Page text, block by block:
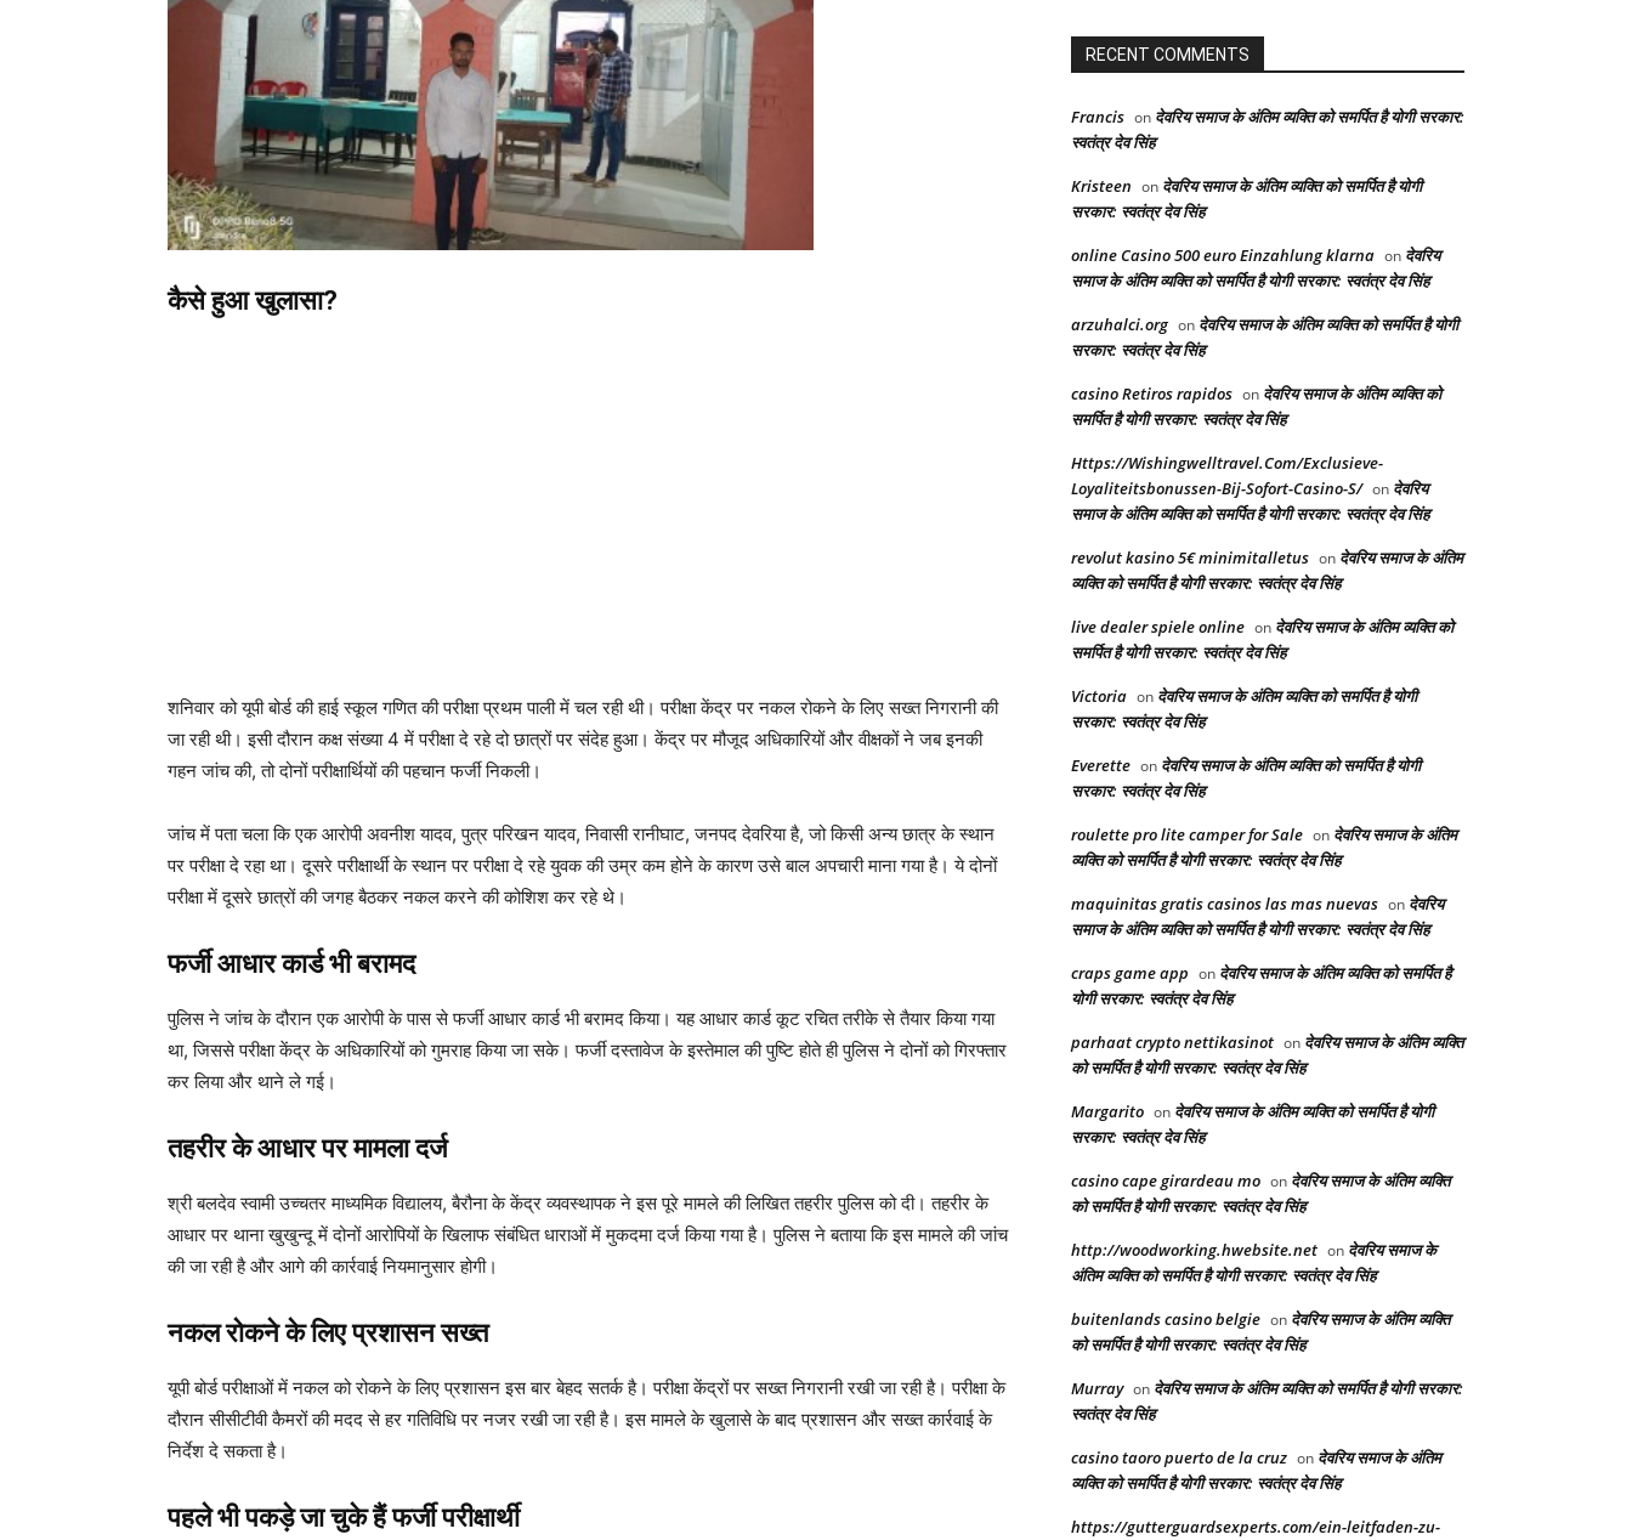
कैसे हुआ खुलासा?
शनिवार को यूपी बोर्ड की हाई स्कूल गणित की परीक्षा प्रथम पाली में चल रही थी। परीक्षा केंद्र पर नकल रोकने के लिए सख्त निगरानी की
जा रही थी। इसी दौरान कक्ष संख्या 4 में परीक्षा दे रहे दो छात्रों पर संदेह हुआ। केंद्र पर मौजूद अधिकारियों और वीक्षकों ने जब इनकी
गहन जांच की, तो दोनों परीक्षार्थियों की पहचान फर्जी निकली।
जांच में पता चला कि एक आरोपी अवनीश यादव, पुत्र परिखन यादव, निवासी रानीघाट, जनपद देवरिया है, जो किसी अन्य छात्र के स्थान
पर परीक्षा दे रहा था। दूसरे परीक्षार्थी के स्थान पर परीक्षा दे रहे युवक की उम्र कम होने के कारण उसे बाल अपचारी माना गया है। ये दोनों
परीक्षा में दूसरे छात्रों की जगह बैठकर नकल करने की कोशिश कर रहे थे।
फर्जी आधार कार्ड भी बरामद
पुलिस ने जांच के दौरान एक आरोपी के पास से फर्जी आधार कार्ड भी बरामद किया। यह आधार कार्ड कूट रचित तरीके से तैयार किया गया
था, जिससे परीक्षा केंद्र के अधिकारियों को गुमराह किया जा सके। फर्जी दस्तावेज के इस्तेमाल की पुष्टि होते ही पुलिस ने दोनों को गिरफ्तार
कर लिया और थाने ले गई।
तहरीर के आधार पर मामला दर्ज
श्री बलदेव स्वामी उच्चतर माध्यमिक विद्यालय, बैरौना के केंद्र व्यवस्थापक ने इस पूरे मामले की लिखित तहरीर पुलिस को दी। तहरीर के
आधार पर थाना खुखुन्दू में दोनों आरोपियों के खिलाफ संबंधित धाराओं में मुकदमा दर्ज किया गया है। पुलिस ने बताया कि इस मामले की जांच
की जा रही है और आगे की कार्रवाई नियमानुसार होगी।
नकल रोकने के लिए प्रशासन सख्त
यूपी बोर्ड परीक्षाओं में नकल को रोकने के लिए प्रशासन इस बार बेहद सतर्क है। परीक्षा केंद्रों पर सख्त निगरानी रखी जा रही है। परीक्षा के
दौरान सीसीटीवी कैमरों की मदद से हर गतिविधि पर नजर रखी जा रही है। इस मामले के खुलासे के बाद प्रशासन और सख्त कार्रवाई के
निर्देश दे सकता है।
पहले भी पकड़े जा चुके हैं फर्जी परीक्षार्थी
RECENT COMMENTS
Francis on देवरिय समाज के अंतिम व्यक्ति को समर्पित है योगी सरकार:
स्वतंत्र देव सिंह
Kristeen on देवरिय समाज के अंतिम व्यक्ति को समर्पित है योगी
सरकार: स्वतंत्र देव सिंह
online Casino 500 euro Einzahlung klarna on देवरिय
समाज के अंतिम व्यक्ति को समर्पित है योगी सरकार: स्वतंत्र देव सिंह
arzuhalci.org on देवरिय समाज के अंतिम व्यक्ति को समर्पित है योगी
सरकार: स्वतंत्र देव सिंह
casino Retiros rapidos on देवरिय समाज के अंतिम व्यक्ति को
समर्पित है योगी सरकार: स्वतंत्र देव सिंह
Https://Wishingwelltravel.Com/Exclusieve-
Loyaliteitsbonussen-Bij-Sofort-Casino-S/ on देवरिय
समाज के अंतिम व्यक्ति को समर्पित है योगी सरकार: स्वतंत्र देव सिंह
revolut kasino 5€ minimitalletus on देवरिय समाज के अंतिम
व्यक्ति को समर्पित है योगी सरकार: स्वतंत्र देव सिंह
live dealer spiele online on देवरिय समाज के अंतिम व्यक्ति को
समर्पित है योगी सरकार: स्वतंत्र देव सिंह
Victoria on देवरिय समाज के अंतिम व्यक्ति को समर्पित है योगी
सरकार: स्वतंत्र देव सिंह
Everette on देवरिय समाज के अंतिम व्यक्ति को समर्पित है योगी
सरकार: स्वतंत्र देव सिंह
roulette pro lite camper for Sale on देवरिय समाज के अंतिम
व्यक्ति को समर्पित है योगी सरकार: स्वतंत्र देव सिंह
maquinitas gratis casinos las mas nuevas on देवरिय
समाज के अंतिम व्यक्ति को समर्पित है योगी सरकार: स्वतंत्र देव सिंह
craps game app on देवरिय समाज के अंतिम व्यक्ति को समर्पित है
योगी सरकार: स्वतंत्र देव सिंह
parhaat crypto nettikasinot on देवरिय समाज के अंतिम व्यक्ति
को समर्पित है योगी सरकार: स्वतंत्र देव सिंह
Margarito on देवरिय समाज के अंतिम व्यक्ति को समर्पित है योगी
सरकार: स्वतंत्र देव सिंह
casino cape girardeau mo on देवरिय समाज के अंतिम व्यक्ति
को समर्पित है योगी सरकार: स्वतंत्र देव सिंह
http://woodworking.hwebsite.net on देवरिय समाज के
अंतिम व्यक्ति को समर्पित है योगी सरकार: स्वतंत्र देव सिंह
buitenlands casino belgie on देवरिय समाज के अंतिम व्यक्ति
को समर्पित है योगी सरकार: स्वतंत्र देव सिंह
Murray on देवरिय समाज के अंतिम व्यक्ति को समर्पित है योगी सरकार:
स्वतंत्र देव सिंह
casino taoro puerto de la cruz on देवरिय समाज के अंतिम
व्यक्ति को समर्पित है योगी सरकार: स्वतंत्र देव सिंह
https://gutterguardsexperts.com/ein-leitfaden-zu-